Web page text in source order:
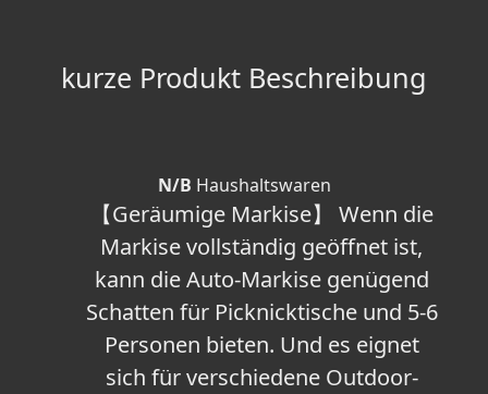
kurze Produkt Beschreibung
N/B Haushaltswaren
【Geräumige Markise】 Wenn die
Markise vollständig geöffnet ist,
kann die Auto-Markise genügend
Schatten für Picknicktische und 5-6
Personen bieten. Und es eignet
sich für verschiedene Outdoor-